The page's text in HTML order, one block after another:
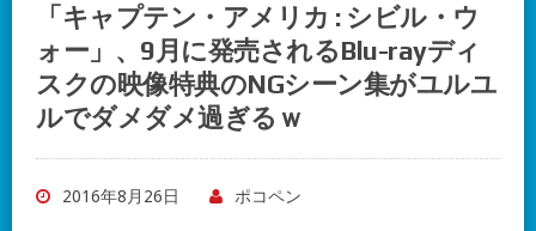
「キャプテン・アメリカ : シビル・ウ
ォー」、9月に発売されるBlu-rayディ
スクの映像特典のNGシーン集がユルユ
ルでダメダメ過ぎるｗ
2016年8月26日 ポコペン